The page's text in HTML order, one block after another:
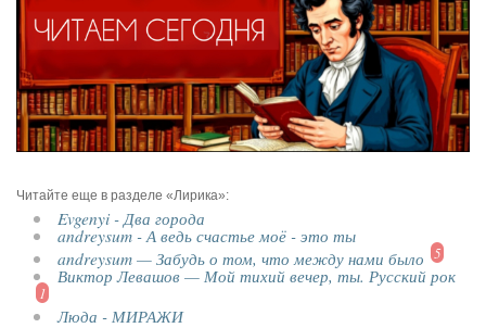
Читайте еще в разделе «Лирика»:
Evgenyi - Два города
andreysum - А ведь счастье моё - это ты
andreysum — Забудь о том, что между нами было
5
Виктор Левашов — Мой тихий вечер, ты. Русский рок
1
Люда - МИРАЖИ